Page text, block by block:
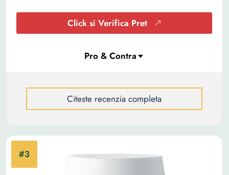
Click si Verifica Pret
Citeste recenzia completa